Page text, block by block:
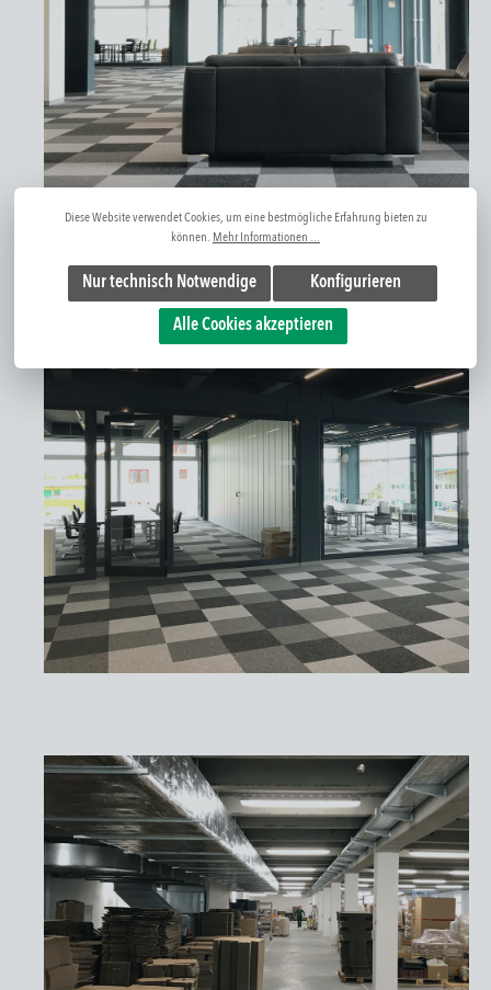
Diese Website verwendet Cookies, um eine bestmögliche Erfahrung bieten zu
können. Mehr Informationen ...
Nur technisch Notwendige Konfigurieren
Alle Cookies akzeptieren